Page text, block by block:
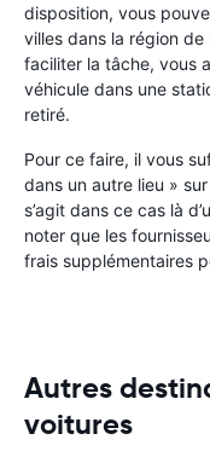
disposition, vous
villes dans la région
faciliter la tâche, vous
véhicule dans une
retiré.
Pour ce faire, il vous
dans un autre lieu »
s’agit dans ce cas là
noter que les
frais supplémentaires
Autres
voitures